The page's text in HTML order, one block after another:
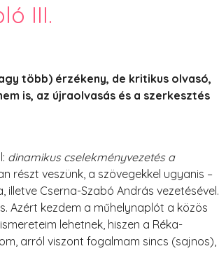
III.
több) érzékeny, de kritikus olvasó,
is, az újraolvasás és a szerkesztés
dinamikus cselekményvezetés a
részt veszünk, a szövegekkel ugyanis –
Cserna-Szabó András vezetésével.
Azért kezdem a műhelynaplót a közös
lehetnek, hiszen a Réka-
arról viszont fogalmam sincs (sajnos),